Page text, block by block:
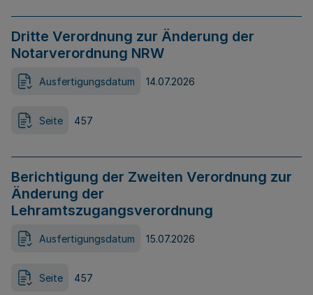
Dritte Verordnung zur Änderung der
Notarverordnung NRW
Ausfertigungsdatum 14.07.2026
Seite 457
Berichtigung der Zweiten Verordnung zur
Änderung der
Lehramtszugangsverordnung
Ausfertigungsdatum 15.07.2026
Seite 457